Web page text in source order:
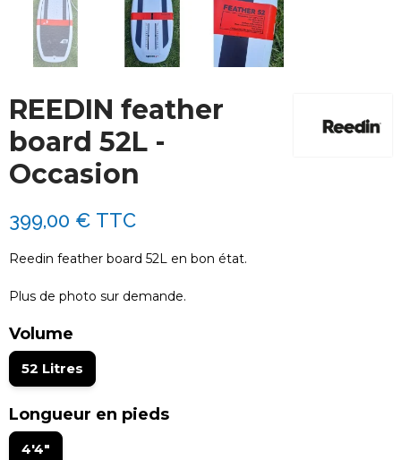
REEDIN feather
board 52L -
Occasion
399,00 € TTC
Reedin feather board 52L en bon état.
Plus de photo sur demande.
Volume
52 Litres
Longueur en pieds
4'4"